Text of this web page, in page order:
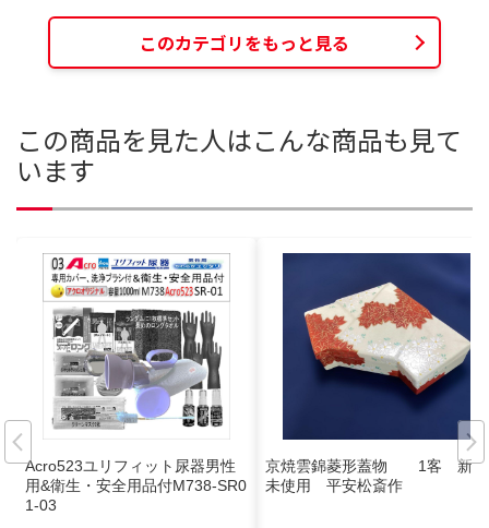
このカテゴリをもっと見る
この商品を見た人はこんな商品も見て
います
Acro523ユリフィット尿器男性
用&衛生・安全用品付M738-SR0
1-03
京焼雲錦菱形蓋物 1客 新品
未使用 平安松斎作